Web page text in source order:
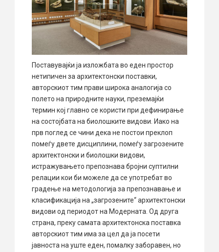
Поставувајќи ја изложбата во еден простор
нетипичен за архитектонски поставки,
авторскиот тим прави широка аналогија со
полето на природните науки, преземајќи
термин кој главно се користи при дефинирање
на состојбата на биолошките видови. Иако на
прв поглед се чини дека не постои преклоп
помеѓу двете дисциплини, помеѓу загрозените
архитектонски и биолошки видови,
истражувањето препознава бројни суптилни
релации кои би можеле да се употребат во
градење на методологија за препознавање и
класификација на „загрозените“ архитектонски
видови од периодот на Модерната. Од друга
страна, преку самата архитектонска поставка
авторскиот тим има за цел да ја посети
јавноста на уште еден, помалку заборавен, но